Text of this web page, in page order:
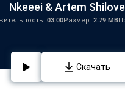
Nkeeei & Artem
03:00Размер: 2.79 MB
Скачать